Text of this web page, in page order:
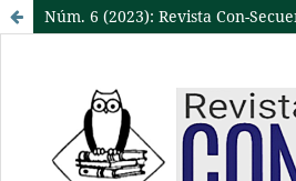
Núm. 6 (2023): Revista Con-